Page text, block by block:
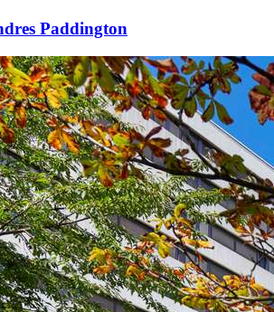
Paddington